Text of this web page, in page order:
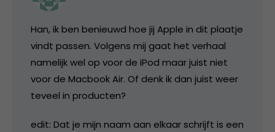
Han, ik ben benieuwd hoe jij Apple in dit plaatje
vindt passen. Volgens mij gaat het verhaal
namelijk wel op voor de iPod maar juist niet
voor de Macbook Air. Of denk ik dan juist weer
teveel in producten?
edit: Dat je mijn naam aan elkaar schrijft is een